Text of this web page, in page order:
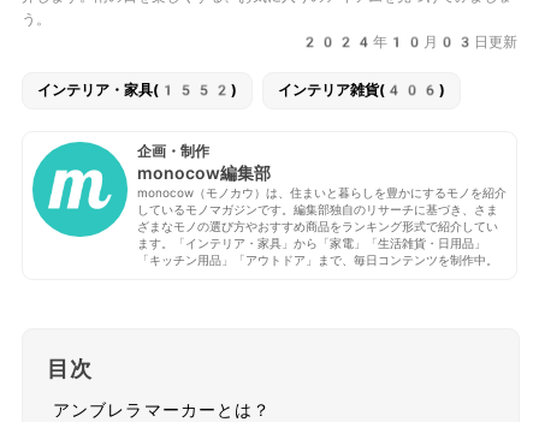
う。
2024年10月03日更新
インテリア・家具(1552) インテリア雑貨(406)
企画・制作
monocow編集部
monocow（モノカウ）は、住まいと暮らしを豊かにするモノを紹介
しているモノマガジンです。編集部独自のリサーチに基づき、さま
ざまなモノの選び方やおすすめ商品をランキング形式で紹介してい
ます。「インテリア・家具」から「家電」「生活雑貨・日用品」
「キッチン用品」「アウトドア」まで、毎日コンテンツを制作中。
目次
アンブレラマーカーとは？